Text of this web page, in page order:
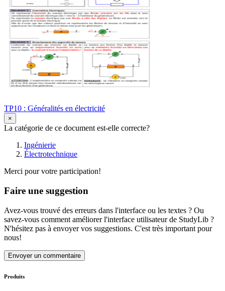
TP10 : Généralités en électricité
×
La catégorie de ce document est-elle correcte?
Ingénierie
Électrotechnique
Merci pour votre participation!
Faire une suggestion
Avez-vous trouvé des erreurs dans l'interface ou les textes ? Ou
savez-vous comment améliorer l'interface utilisateur de StudyLib ?
N'hésitez pas à envoyer vos suggestions. C'est très important pour
nous!
Envoyer un commentaire
Produits